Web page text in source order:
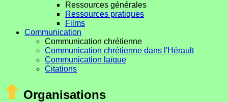
Ressources générales
Ressources pratiques
Films
Communication
Communication chrétienne
Communication chrétienne dans l'Hérault
Communication laïque
Citations
Organisations